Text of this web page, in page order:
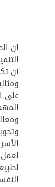
إن
أن
على